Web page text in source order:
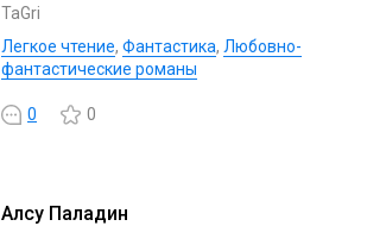
TaGri
Легкое чтение, Фантастика, Любовно-
фантастические романы
0 0
Алсу Паладин